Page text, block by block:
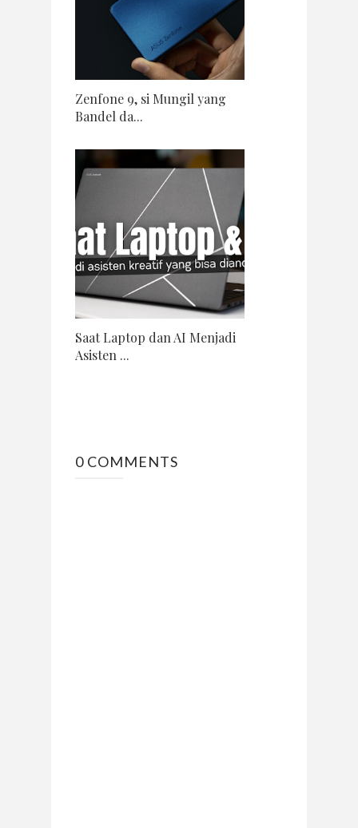
Zenfone 9, si Mungil yang
Bandel da...
Saat Laptop dan AI Menjadi
Asisten ...
0 COMMENTS